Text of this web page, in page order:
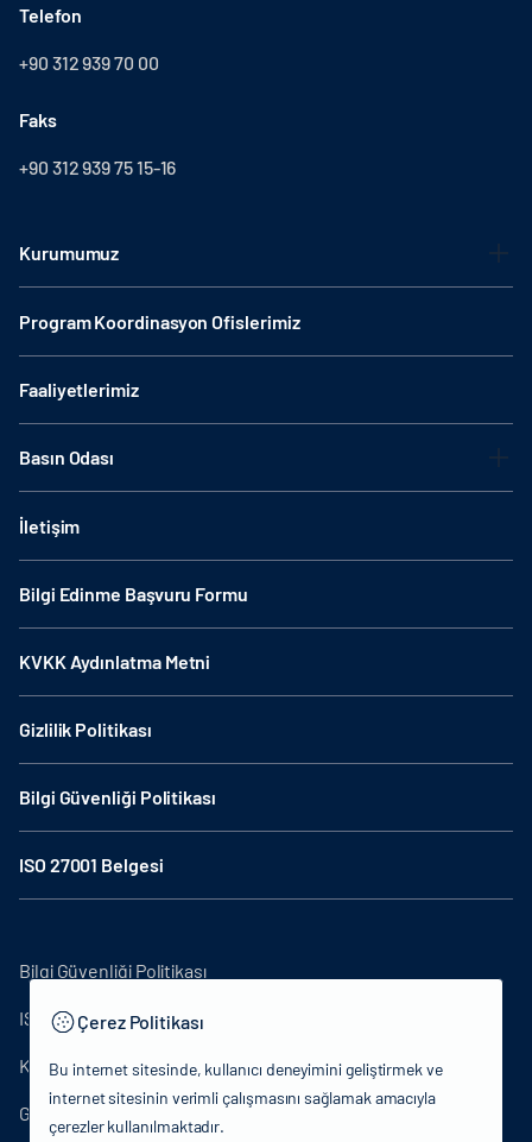
Telefon
+90 312 939 70 00
Faks
+90 312 939 75 15-16
Kurumumuz
Program Koordinasyon Ofislerimiz
Faaliyetlerimiz
Basın Odası
İletişim
Bilgi Edinme Başvuru Formu
KVKK Aydınlatma Metni
Gizlilik Politikası
Bilgi Güvenliği Politikası
ISO 27001 Belgesi
Bilgi Güvenliği Politikası
ISO27001
KVKK Aydınlatma Metni
Gizlilik Politikası
Çerez Politikası
Bu internet sitesinde, kullanıcı deneyimini geliştirmek ve
internet sitesinin verimli çalışmasını sağlamak amacıyla
çerezler kullanılmaktadır.